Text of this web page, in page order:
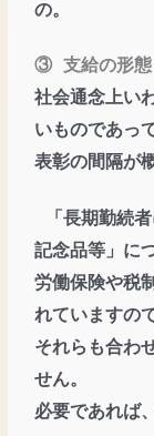
の。
③ 支給の形態
社会通念上い
いものであって
表彰の間隔が
「⾧期勤続
記念品等」に
労働保険や税
れていますので
それらも合わ
せん。
必要であれば